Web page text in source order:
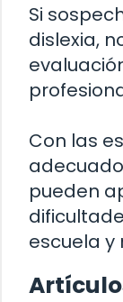
Si
dislexia,
Con las
pueden
escuela y